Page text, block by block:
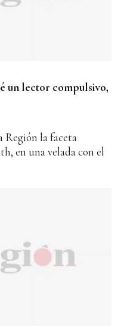
un lector compulsivo,
Región la faceta
en una velada con el